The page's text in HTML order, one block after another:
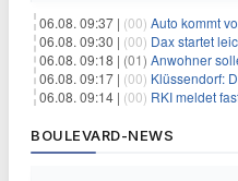
06.08. 09:37 | (00) Auto kommt
06.08. 09:30 | (00) Dax startet
06.08. 09:18 | (01) Anwohner
06.08. 09:17 | (00) Klüssendorf:
06.08. 09:14 | (00) RKI meldet
BOULEVARD-NEWS